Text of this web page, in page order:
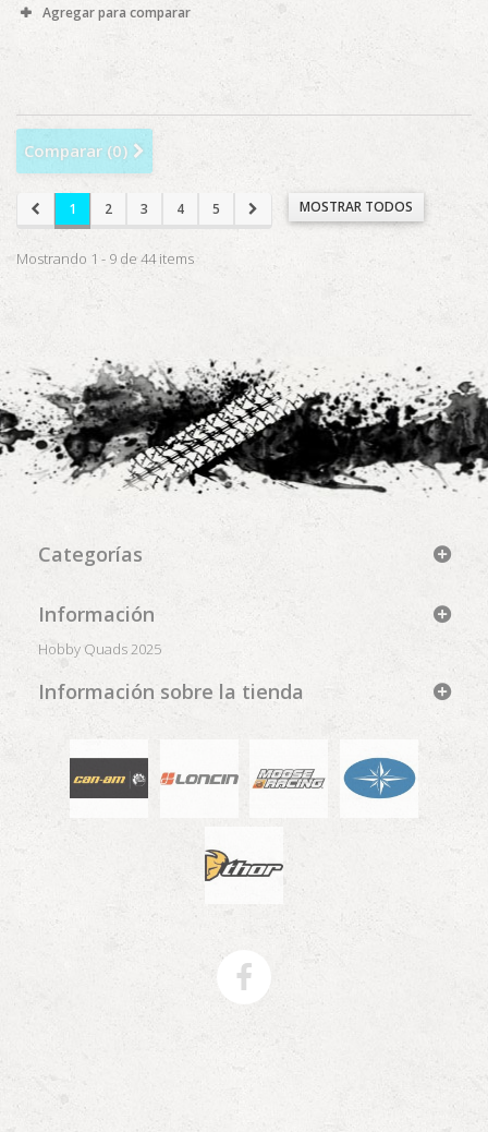
Agregar para comparar
Comparar (0)
MOSTRAR TODOS
1 2 3 4 5
Mostrando 1 - 9 de 44 items
Categorías
Información
Hobby Quads 2025
Información sobre la tienda